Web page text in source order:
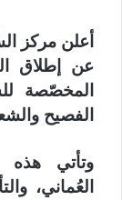
أعلن مركز
عن إطلاق
المخصّصة
الفصيح
وتأتي هذه
العُماني،